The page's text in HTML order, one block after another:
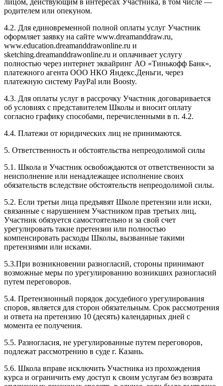
родителем или опекуном.
4.2. Для единовременной полной оплаты услуг Участник
оформляет заявку на сайте www.dreamanddraw.ru,
www.education.dreamanddrawonline.ru и
sketching.dreamanddrawonline.ru и оплачивает услугу
полностью через интернет эквайринг АО «Тинькофф Банк»,
платежного агента ООО НКО Яндекс.Деньги, через
платежную систему PayPal или Boosty.
4.3. Для оплаты услуг в рассрочку Участник договаривается
об условиях с представителем Школы и вносит оплату
согласно графику способами, перечисленными в п. 4.2.
4.4. Платежи от юридических лиц не принимаются.
5. Ответственность и обстоятельства непреодолимой силы
5.1. Школа и Участник освобождаются от ответственности за
неисполнение или ненадлежащее исполнение своих
обязательств вследствие обстоятельств непреодолимой силы.
5.2. Если третьи лица предъявят Школе претензии или иски,
связанные с нарушением Участником прав третьих лиц,
Участник обязуется самостоятельно и за свой счет
урегулировать такие претензии или полностью
компенсировать расходы Школы, вызванные такими
претензиями или исками.
5.3.При возникновении разногласий, стороны принимают
возможные меры по урегулированию возникших разногласий
путем переговоров.
5.4. Претензионный порядок досудебного урегулирования
споров, является для сторон обязательным. Срок рассмотрения
и ответа на претензию 10 (десять) календарных дней с
момента ее получения.
5.5. Разногласия, не урегулированные путем переговоров,
подлежат рассмотрению в суде г. Казань.
5.6. Школа вправе исключить Участника из прохождения
курса и ограничить ему доступ к своим услугам без возврата